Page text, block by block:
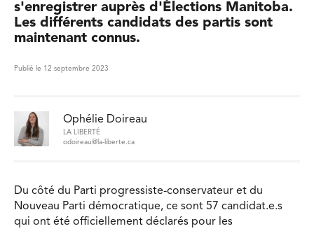
s'enregistrer auprès d'Élections Manitoba.
Les différents candidats des partis sont
maintenant connus.
Publié le 12 septembre 2023
Ophélie Doireau
LA LIBERTÉ
odoireau@la-liberte.ca
Du côté du Parti progressiste-conservateur et du
Nouveau Parti démocratique, ce sont 57 candidat.e.s
qui ont été officiellement déclarés pour les